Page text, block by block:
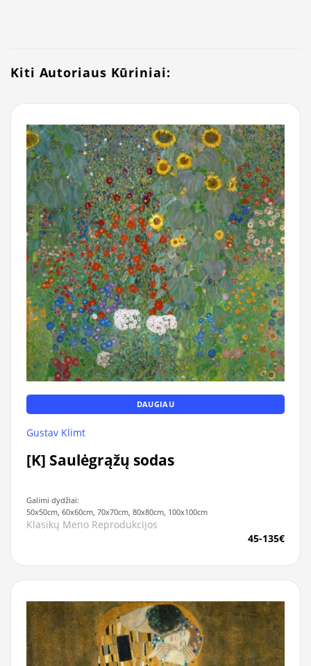
Kiti Autoriaus Kūriniai:
DAUGIAU
Gustav Klimt
[K] Saulėgrąžų sodas
Galimi dydžiai:
50x50cm, 60x60cm, 70x70cm, 80x80cm, 100x100cm
Klasikų Meno Reprodukcijos
45-135€